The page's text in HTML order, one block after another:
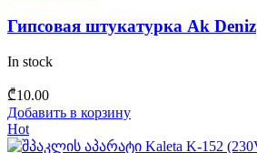
Гипсовая штукатурка Ak Deniz
In stock
₾10.00
Добавить в корзину
Hot